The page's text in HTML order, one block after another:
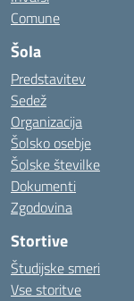
Comune
Šola
Predstavitev
Sedež
Organizacija
Šolsko osebje
Šolske številke
Dokumenti
Zgodovina
Stortive
Študijske smeri
Vse storitve